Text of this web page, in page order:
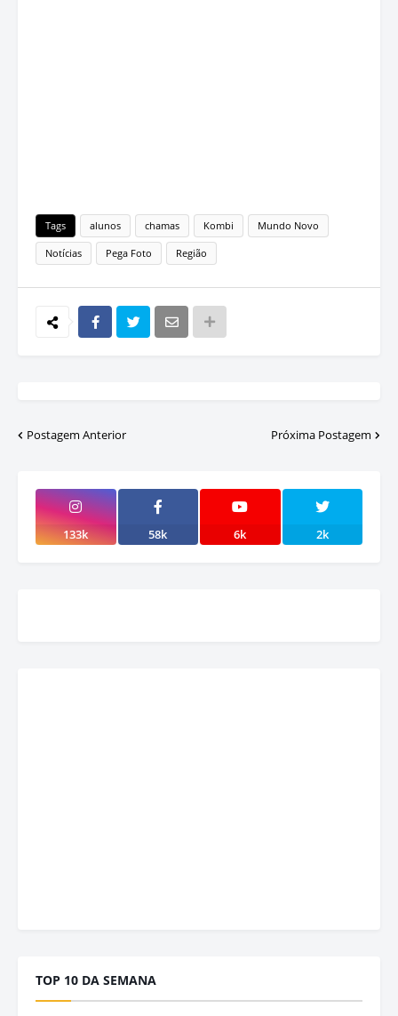
Tags alunos chamas Kombi Mundo Novo
Notícias Pega Foto Região
Postagem Anterior Próxima Postagem
133k 58k 6k 2k
TOP 10 DA SEMANA